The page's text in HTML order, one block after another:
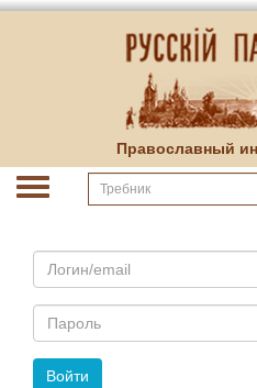
Православный
Email
Пароль
Войти